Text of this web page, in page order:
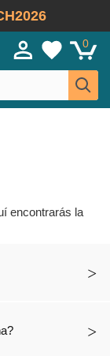
0
encontrarás la